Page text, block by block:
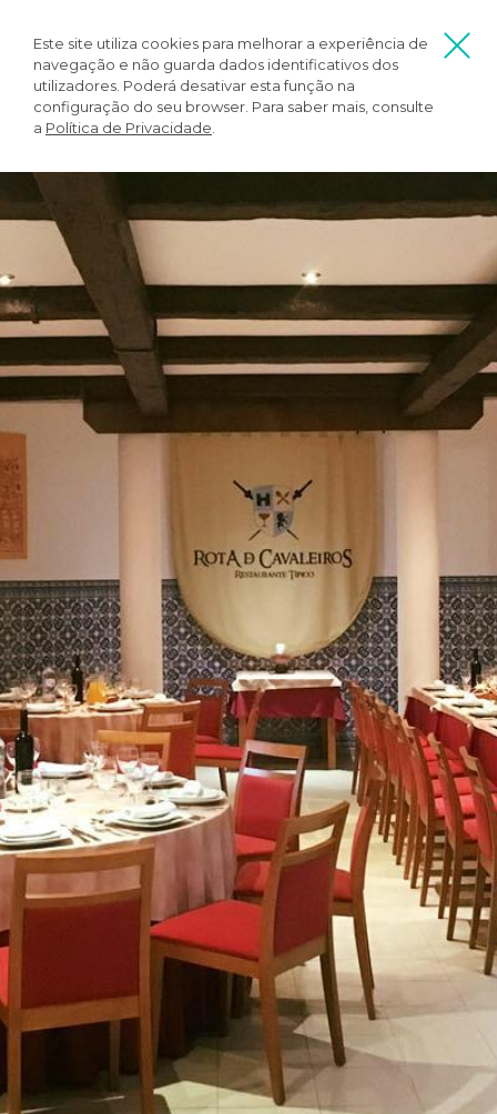
Este site utiliza cookies para melhorar a experiência de
navegação e não guarda dados identificativos dos
utilizadores. Poderá desativar esta função na
configuração do seu browser. Para saber mais, consulte
a Política de Privacidade